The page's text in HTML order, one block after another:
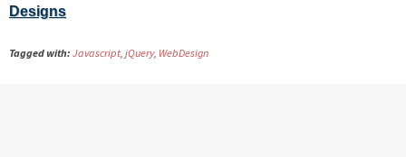
Designs
Tagged with: Javascript, jQuery, WebDesign